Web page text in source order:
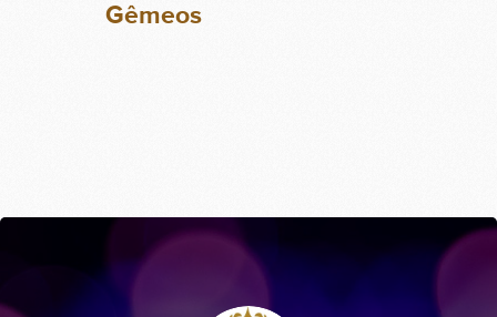
Gêmeos